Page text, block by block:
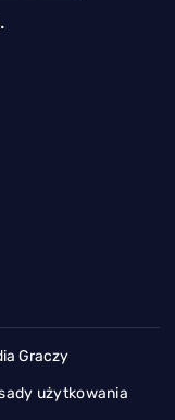
.
Graczy
użytkowania